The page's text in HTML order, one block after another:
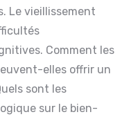
Le vieillissement
Comment les
elles offrir un
sont les
sur le bien-